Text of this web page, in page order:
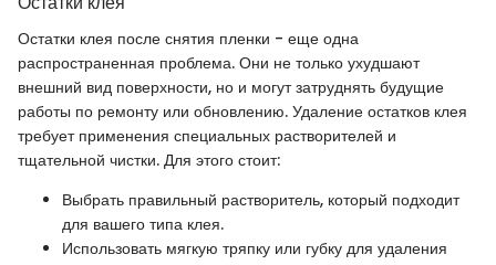
Остатки клея после снятия пленки - еще одна
распространенная проблема. Они не только ухудшают
внешний вид поверхности, но и могут затруднять будущие
работы по ремонту или обновлению. Удаление остатков клея
требует применения специальных растворителей и
тщательной чистки. Для этого стоит:
Выбрать правильный растворитель, который подходит
для вашего типа клея.
Использовать мягкую тряпку или губку для удаления